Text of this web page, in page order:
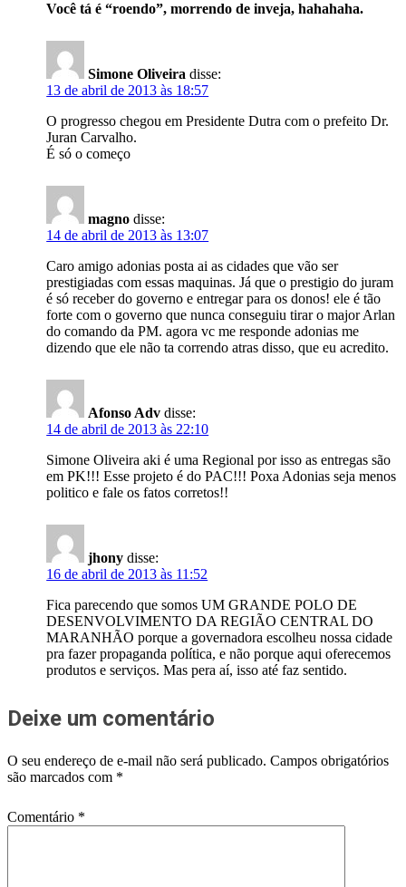
Você tá é “roendo”, morrendo de inveja, hahahaha.
Simone Oliveira disse:
13 de abril de 2013 às 18:57
O progresso chegou em Presidente Dutra com o prefeito Dr.
Juran Carvalho.
É só o começo
magno disse:
14 de abril de 2013 às 13:07
Caro amigo adonias posta ai as cidades que vão ser
prestigiadas com essas maquinas. Já que o prestigio do juram
é só receber do governo e entregar para os donos! ele é tão
forte com o governo que nunca conseguiu tirar o major Arlan
do comando da PM. agora vc me responde adonias me
dizendo que ele não ta correndo atras disso, que eu acredito.
Afonso Adv disse:
14 de abril de 2013 às 22:10
Simone Oliveira aki é uma Regional por isso as entregas são
em PK!!! Esse projeto é do PAC!!! Poxa Adonias seja menos
politico e fale os fatos corretos!!
jhony disse:
16 de abril de 2013 às 11:52
Fica parecendo que somos UM GRANDE POLO DE
DESENVOLVIMENTO DA REGIÃO CENTRAL DO
MARANHÃO porque a governadora escolheu nossa cidade
pra fazer propaganda política, e não porque aqui oferecemos
produtos e serviços. Mas pera aí, isso até faz sentido.
Deixe um comentário
O seu endereço de e-mail não será publicado. Campos obrigatórios
são marcados com *
Comentário *